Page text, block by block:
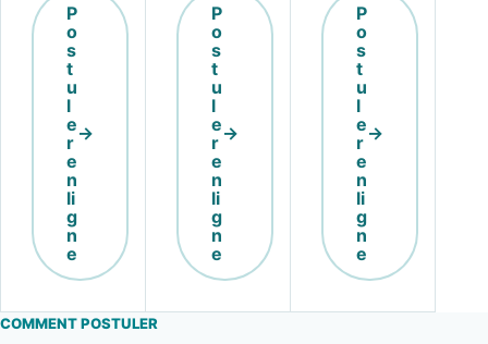
P
o
s
t
u
l
e
r
e
n
li
g
n
e
P
o
s
t
u
l
e
r
e
n
li
g
n
e
P
o
s
t
u
l
e
r
e
n
li
g
n
e
COMMENT POSTULER